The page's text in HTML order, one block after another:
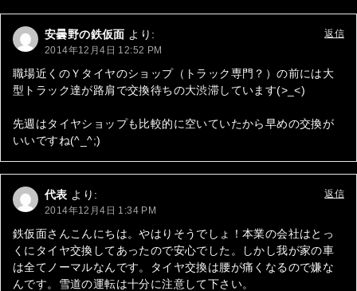
ゲ
ー
シ
ョ
ン
安曇野の鉄仮面 より:
2014年12月4日 12:52 PM
職場近くのＹタイヤのショップ（トラック専門？）の前には大
型トラック達が路肩で交換待ちの大渋滞しています(>_<)
先週はタイヤショップも比較的に空いていたから早めの交換が
いいですね(^_^;)
返信
代表 より:
2014年12月4日 1:34 PM
鉄仮面さんこんにちは。やはりそうでしょ！本業の会社はとっ
くにタイヤ交換してあったので安心でした。しかし我が家の車
は全てノーマルなんです。タイヤ交換は腰が痛くなるので嫌な
んです。雪道の運転は十分に注意して下さい。
返信